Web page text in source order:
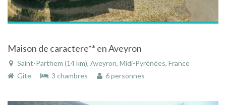
Maison de caractere** en Aveyron
Saint-Parthem (14 km), Aveyron, Midi-Pyrénées, France
Gîte
3 chambres 6 personnes